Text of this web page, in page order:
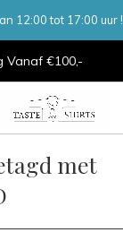
Vanaf €100,-
12:00 tot 17:00 uur !
met